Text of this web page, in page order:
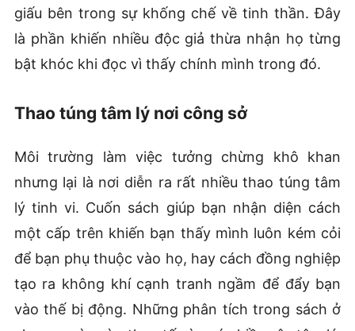
giấu bên trong sự khống chế về tinh thần. Đây
là phần khiến nhiều độc giả thừa nhận họ từng
bật khóc khi đọc vì thấy chính mình trong đó.
Thao túng tâm lý nơi công sở
Môi trường làm việc tưởng chừng khô khan
nhưng lại là nơi diễn ra rất nhiều thao túng tâm
lý tinh vi. Cuốn sách giúp bạn nhận diện cách
một cấp trên khiến bạn thấy mình luôn kém cỏi
để bạn phụ thuộc vào họ, hay cách đồng nghiệp
tạo ra không khí cạnh tranh ngầm để đẩy bạn
vào thế bị động. Những phân tích trong sách ở